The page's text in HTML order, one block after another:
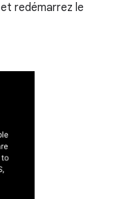
redémarrez le